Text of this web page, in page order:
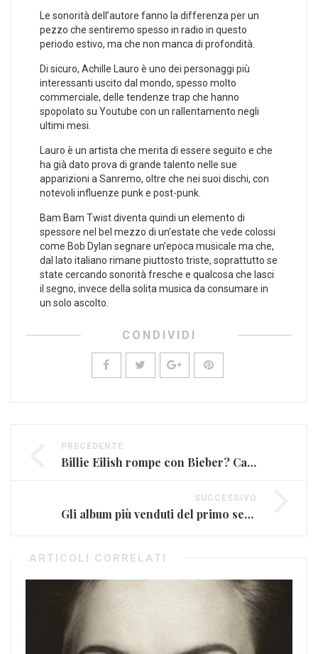
Le sonorità dell’autore fanno la differenza per un
pezzo che sentiremo spesso in radio in questo
periodo estivo, ma che non manca di profondità.
Di sicuro, Achille Lauro è uno dei personaggi più
interessanti uscito dal mondo, spesso molto
commerciale, delle tendenze trap che hanno
spopolato su Youtube con un rallentamento negli
ultimi mesi.
Lauro è un artista che merita di essere seguito e che
ha già dato prova di grande talento nelle sue
apparizioni a Sanremo, oltre che nei suoi dischi, con
notevoli influenze punk e post-punk.
Bam Bam Twist diventa quindi un elemento di
spessore nel bel mezzo di un’estate che vede colossi
come Bob Dylan segnare un’epoca musicale ma che,
dal lato italiano rimane piuttosto triste, soprattutto se
state cercando sonorità fresche e qualcosa che lasci
il segno, invece della solita musica da consumare in
un solo ascolto.
CONDIVIDI
PRECEDENTE
Billie Eilish rompe con Bieber? Cancellato dai social
SUCCESSIVO
Gli album più venduti del primo semestre 2020
ARTICOLI CORRELATI